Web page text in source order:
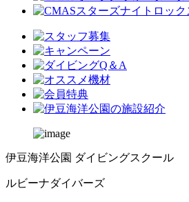
伊豆海洋公園 ダイビングスクール
ルビーナダイバーズ